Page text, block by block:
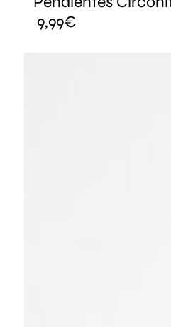
9,99€